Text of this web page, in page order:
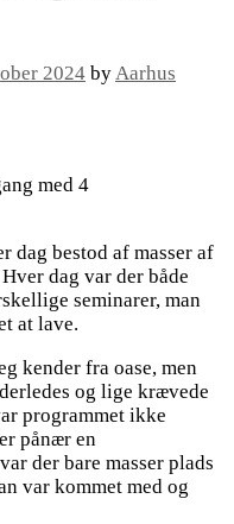
2024 byAarhus
med 4
dag bestod af masser af
dag var der både
seminarer, man
at lave.
kender fra oase, men
og lige krævede
programmet ikke
pånær en
der bare masser plads
var kommet med og